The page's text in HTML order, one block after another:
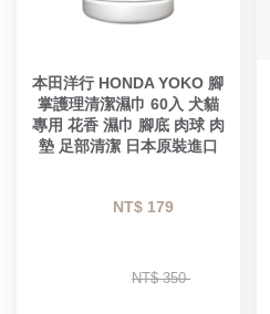
本田洋行 HONDA YOKO 腳
掌護理清潔濕巾 60入 犬貓
專用 花香 濕巾 腳底 肉球 肉
墊 足部清潔 日本原裝進口
NT$ 179
NT$ 350